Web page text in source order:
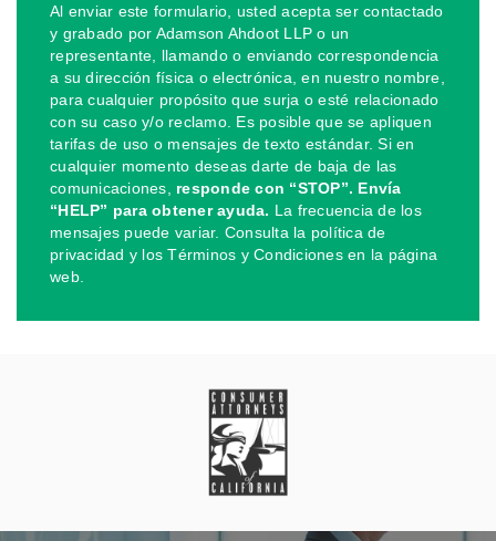
Al enviar este formulario, usted acepta ser contactado
y grabado por Adamson Ahdoot LLP o un
representante, llamando o enviando correspondencia
a su dirección física o electrónica, en nuestro nombre,
para cualquier propósito que surja o esté relacionado
con su caso y/o reclamo. Es posible que se apliquen
tarifas de uso o mensajes de texto estándar. Si en
cualquier momento deseas darte de baja de las
comunicaciones, responde con “STOP”. Envía
“HELP” para obtener ayuda. La frecuencia de los
mensajes puede variar. Consulta la política de
privacidad y los Términos y Condiciones en la página
web.